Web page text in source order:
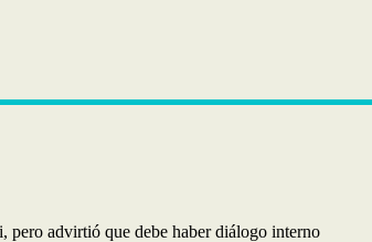
advirtió que debe haber diálogo interno